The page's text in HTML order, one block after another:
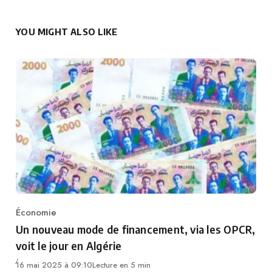
YOU MIGHT ALSO LIKE
Category
Économie
Un nouveau mode de financement, via les OPCR,
voit le jour en Algérie
16 mai 2025 à 09:10Lecture en 5 min